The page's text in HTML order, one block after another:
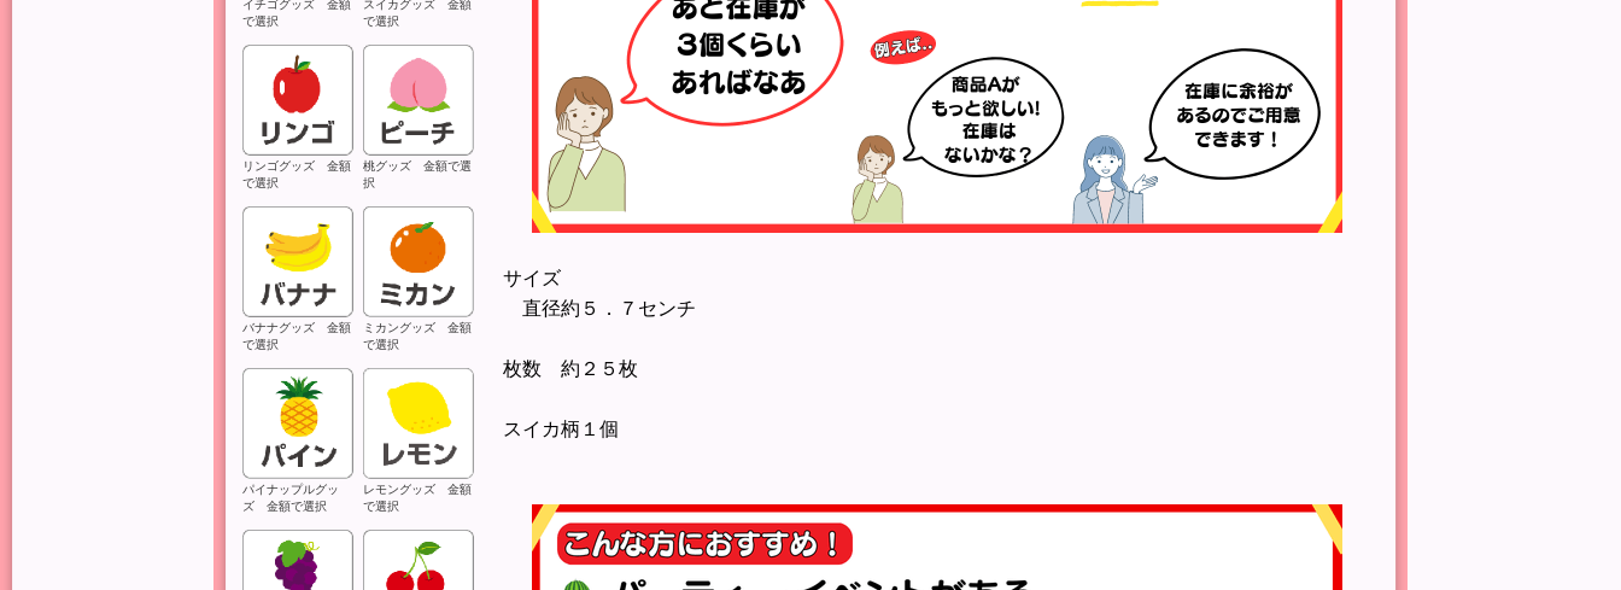
イチゴグッズ 金額
で選択
スイカグッズ 金額
で選択
リンゴグッズ 金額
で選択
桃グッズ 金額で選
択
バナナグッズ 金額
で選択
ミカングッズ 金額
で選択
パイナップルグッ
ズ 金額で選択
レモングッズ 金額
で選択
サイズ
直径約５．７センチ
枚数 約２５枚
スイカ柄１個